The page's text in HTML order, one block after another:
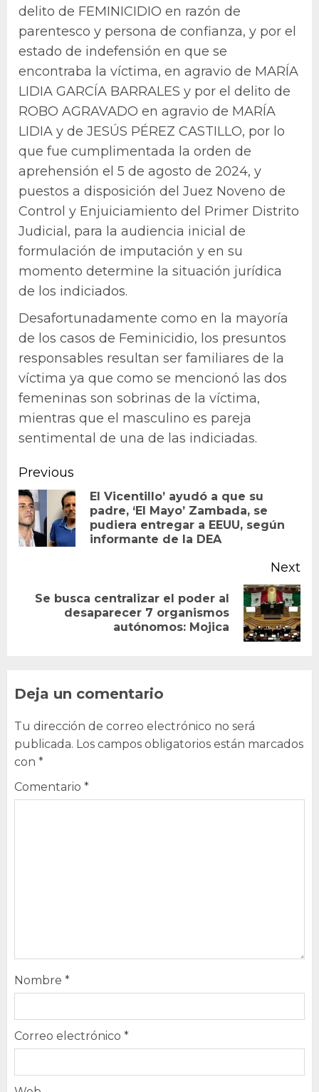
delito de FEMINICIDIO en razón de
parentesco y persona de confianza, y por el
estado de indefensión en que se
encontraba la víctima, en agravio de MARÍA
LIDIA GARCÍA BARRALES y por el delito de
ROBO AGRAVADO en agravio de MARÍA
LIDIA y de JESÚS PÉREZ CASTILLO, por lo
que fue cumplimentada la orden de
aprehensión el 5 de agosto de 2024, y
puestos a disposición del Juez Noveno de
Control y Enjuiciamiento del Primer Distrito
Judicial, para la audiencia inicial de
formulación de imputación y en su
momento determine la situación jurídica
de los indiciados.
Desafortunadamente como en la mayoría
de los casos de Feminicidio, los presuntos
responsables resultan ser familiares de la
víctima ya que como se mencionó las dos
femeninas son sobrinas de la víctima,
mientras que el masculino es pareja
sentimental de una de las indiciadas.
Continue
Reading
Previous
El Vicentillo’ ayudó a que su
padre, ‘El Mayo’ Zambada, se
pudiera entregar a EEUU, según
informante de la DEA
Next
Se busca centralizar el poder al
desaparecer 7 organismos
autónomos: Mojica
Deja un comentario
Tu dirección de correo electrónico no será
publicada. Los campos obligatorios están marcados
con *
Comentario *
Nombre *
Correo electrónico *